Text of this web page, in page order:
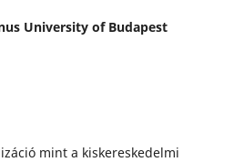
University of Budapest
mint a kiskereskedelmi